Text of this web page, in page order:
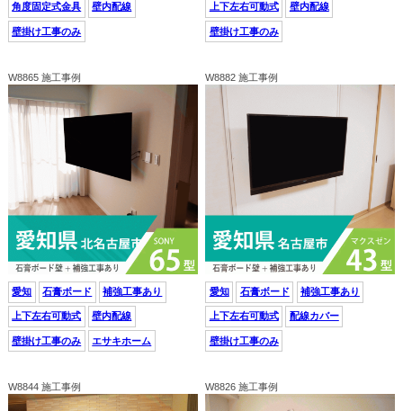
角度固定式金具 壁内配線
壁掛け工事のみ
上下左右可動式 壁内配線
壁掛け工事のみ
W8865 施工事例
愛知 石膏ボード 補強工事あり
上下左右可動式 壁内配線
壁掛け工事のみ エサキホーム
W8882 施工事例
愛知 石膏ボード 補強工事あり
上下左右可動式 配線カバー
壁掛け工事のみ
W8844 施工事例 W8826 施工事例